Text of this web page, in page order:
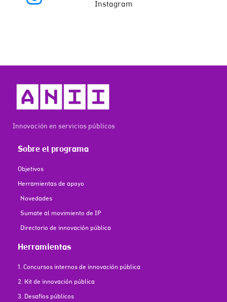
Instagram
Innovación en servicios públicos
Sobre el programa
Objetivos
Herramientas de apoyo
Novedades
Sumate al movimiento de IP
Directorio de innovación pública
Herramientas
1. Concursos internos de innovación pública
2. Kit de innovación pública
3. Desafíos públicos